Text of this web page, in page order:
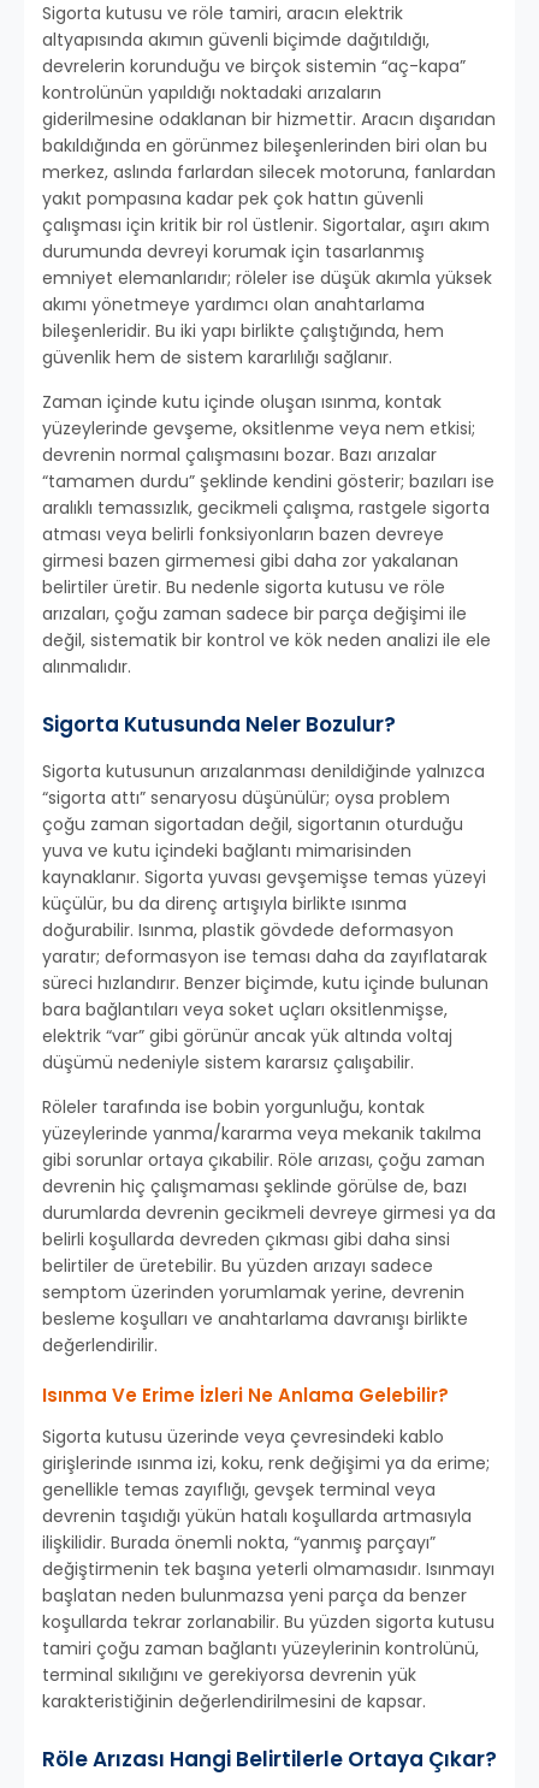
Sigorta kutusu ve röle tamiri, aracın elektrik
altyapısında akımın güvenli biçimde dağıtıldığı,
devrelerin korunduğu ve birçok sistemin “aç-kapa”
kontrolünün yapıldığı noktadaki arızaların
giderilmesine odaklanan bir hizmettir. Aracın dışarıdan
bakıldığında en görünmez bileşenlerinden biri olan bu
merkez, aslında farlardan silecek motoruna, fanlardan
yakıt pompasına kadar pek çok hattın güvenli
çalışması için kritik bir rol üstlenir. Sigortalar, aşırı akım
durumunda devreyi korumak için tasarlanmış
emniyet elemanlarıdır; röleler ise düşük akımla yüksek
akımı yönetmeye yardımcı olan anahtarlama
bileşenleridir. Bu iki yapı birlikte çalıştığında, hem
güvenlik hem de sistem kararlılığı sağlanır.
Zaman içinde kutu içinde oluşan ısınma, kontak
yüzeylerinde gevşeme, oksitlenme veya nem etkisi;
devrenin normal çalışmasını bozar. Bazı arızalar
“tamamen durdu” şeklinde kendini gösterir; bazıları ise
aralıklı temassızlık, gecikmeli çalışma, rastgele sigorta
atması veya belirli fonksiyonların bazen devreye
girmesi bazen girmemesi gibi daha zor yakalanan
belirtiler üretir. Bu nedenle sigorta kutusu ve röle
arızaları, çoğu zaman sadece bir parça değişimi ile
değil, sistematik bir kontrol ve kök neden analizi ile ele
alınmalıdır.
Sigorta Kutusunda Neler Bozulur?
Sigorta kutusunun arızalanması denildiğinde yalnızca
“sigorta attı” senaryosu düşünülür; oysa problem
çoğu zaman sigortadan değil, sigortanın oturduğu
yuva ve kutu içindeki bağlantı mimarisinden
kaynaklanır. Sigorta yuvası gevşemişse temas yüzeyi
küçülür, bu da direnç artışıyla birlikte ısınma
doğurabilir. Isınma, plastik gövdede deformasyon
yaratır; deformasyon ise teması daha da zayıflatarak
süreci hızlandırır. Benzer biçimde, kutu içinde bulunan
bara bağlantıları veya soket uçları oksitlenmişse,
elektrik “var” gibi görünür ancak yük altında voltaj
düşümü nedeniyle sistem kararsız çalışabilir.
Röleler tarafında ise bobin yorgunluğu, kontak
yüzeylerinde yanma/kararma veya mekanik takılma
gibi sorunlar ortaya çıkabilir. Röle arızası, çoğu zaman
devrenin hiç çalışmaması şeklinde görülse de, bazı
durumlarda devrenin gecikmeli devreye girmesi ya da
belirli koşullarda devreden çıkması gibi daha sinsi
belirtiler de üretebilir. Bu yüzden arızayı sadece
semptom üzerinden yorumlamak yerine, devrenin
besleme koşulları ve anahtarlama davranışı birlikte
değerlendirilir.
Isınma Ve Erime İzleri Ne Anlama Gelebilir?
Sigorta kutusu üzerinde veya çevresindeki kablo
girişlerinde ısınma izi, koku, renk değişimi ya da erime;
genellikle temas zayıflığı, gevşek terminal veya
devrenin taşıdığı yükün hatalı koşullarda artmasıyla
ilişkilidir. Burada önemli nokta, “yanmış parçayı”
değiştirmenin tek başına yeterli olmamasıdır. Isınmayı
başlatan neden bulunmazsa yeni parça da benzer
koşullarda tekrar zorlanabilir. Bu yüzden sigorta kutusu
tamiri çoğu zaman bağlantı yüzeylerinin kontrolünü,
terminal sıkılığını ve gerekiyorsa devrenin yük
karakteristiğinin değerlendirilmesini de kapsar.
Röle Arızası Hangi Belirtilerle Ortaya Çıkar?